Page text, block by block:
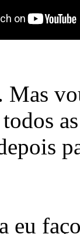
Mas
eu